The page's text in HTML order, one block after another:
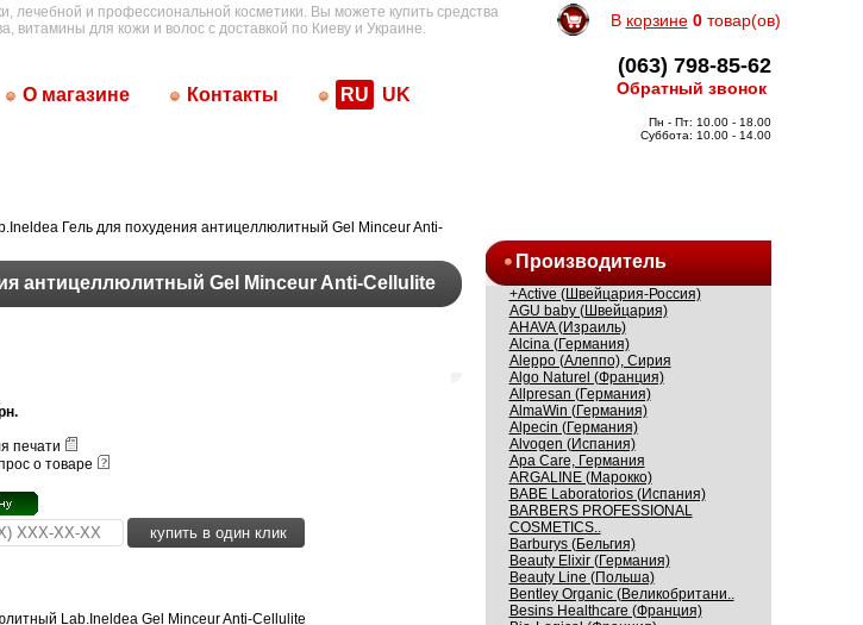
лечебной и профессиональной косметики. Вы можете купить средства
витамины для кожи и волос с доставкой по Киеву и Украине.
О магазине Контакты RU UK
В корзине 0товар(ов)
(063) 798-85-62
Обратный звонок
Пн - Пт: 10.00 - 18.00
Суббота: 10.00 - 14.00
Гель для похудения антицеллюлитный Gel Minceur Anti-
антицеллюлитный Gel Minceur Anti-Cellulite
печати
о товаре
купить в один клик
Lab.Ineldea Gel Minceur Anti-Cellulite
Производитель
+Active (Швейцария-Россия)
AGU baby (Швейцария)
AHAVA (Израиль)
Alcina (Германия)
Aleppo (Алеппо), Сирия
Algo Naturel (Франция)
Allpresan (Германия)
AlmaWin (Германия)
Alpecin (Германия)
Alvogen (Испания)
Apa Care, Германия
ARGALINE (Марокко)
BABE Laboratorios (Испания)
BARBERS PROFESSIONAL
COSMETICS..
Barburys (Бельгия)
Beauty Elixir (Германия)
Beauty Line (Польша)
Bentley Organic (Великобритани..
Besins Healthcare (Франция)